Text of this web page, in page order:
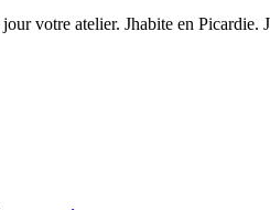
votre atelier. Jhabite en Picardie.